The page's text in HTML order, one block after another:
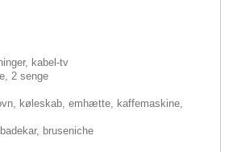
kabel-tv
2 senge
køleskab, emhætte, kaffemaskine,
bruseniche